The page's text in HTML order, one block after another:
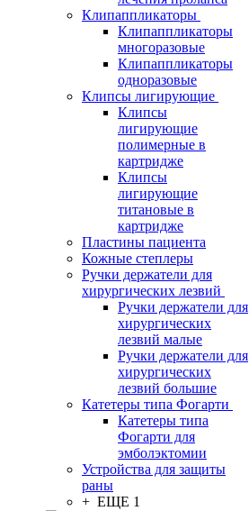
Клипаппликаторы
Клипаппликаторы
многоразовые
Клипаппликаторы
одноразовые
Клипсы лигирующие
Клипсы
лигирующие
полимерные в
картридже
Клипсы
лигирующие
титановые в
картридже
Пластины пациента
Кожные степлеры
Ручки держатели для
хирургических лезвий
Ручки держатели для
хирургических
лезвий малые
Ручки держатели для
хирургических
лезвий большие
Катетеры типа Фогарти
Катетеры типа
Фогарти для
эмболэктомии
Устройства для защиты
раны
+ ЕЩЕ 1